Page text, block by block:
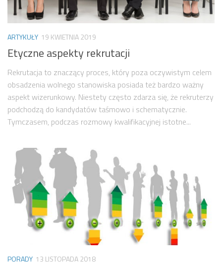
ARTYKUŁY 19 KWIETNIA 2019
Etyczne aspekty rekrutacji
Rekrutacja to znaczący proces, który poza oczywistym celem
obsadzenia wolnego stanowiska posiada też bardzo ważny
aspekt wizerunkowy. Niestety często zdarza się, że rekruterzy
podchodzą do kandydatów taśmowo i schematycznie.
Tymczasem, podczas rozmowy kwalifikacyjnej istotne...
PORADY 13 LISTOPADA 2018